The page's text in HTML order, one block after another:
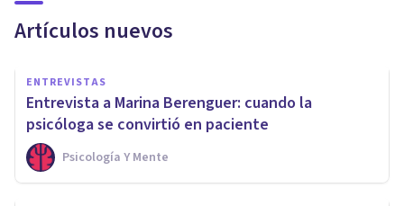
Artículos nuevos
ENTREVISTAS
Entrevista a Marina Berenguer: cuando la
psicóloga se convirtió en paciente
Psicología Y Mente